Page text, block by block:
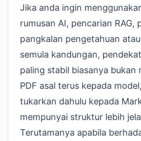
Jika anda ingin
rumusan AI, pencarian RAG,
pangkalan pengetahuan
semula kandungan,
paling stabil biasanya bukan
PDF asal terus kepada
tukarkan dahulu kepada
mempunyai struktur lebih
Terutamanya apabila